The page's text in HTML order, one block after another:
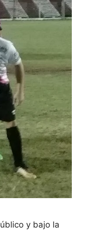
y bajo la